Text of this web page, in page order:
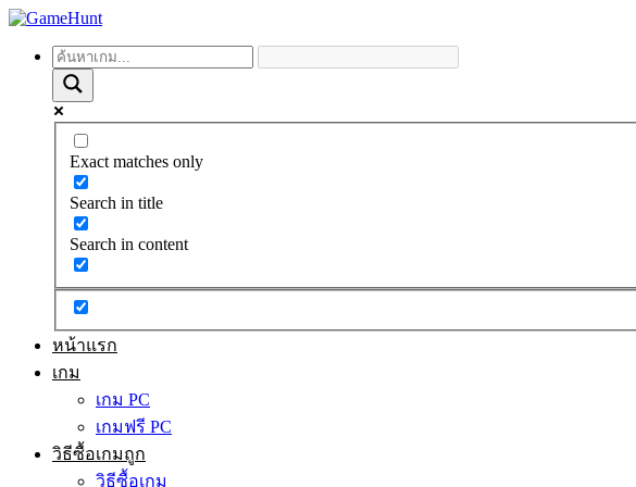
Exact matches only
Search in title
Search in content
หน้าแรก
เกม
เกม PC
เกมฟรี PC
วิธีซื้อเกมถูก
วิธีซื้อเกม